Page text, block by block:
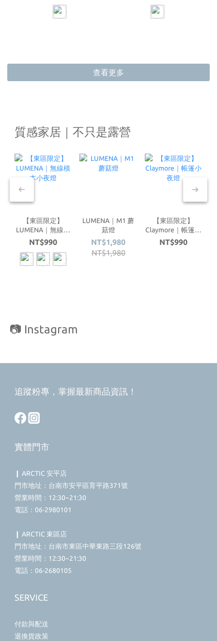
查看更多
質感家居｜不只是露營
【東區限定】
LUMENA｜無線積
木小夜燈
NT$990
LUMENA｜M1 蘑
菇燈
NT$1,980
NT$1,980
【東區限定】
Claymore｜帳篷小
夜燈
NT$990
📷 Instagram
追蹤粉專，掌握最新商品資訊！
實體門市
❙ ARCTIC 安平店
門市地址：台南市安平區育平路371號
營業時間：12:30~21:30
電話：06-2980101
❙ ARCTIC 東區店
門市地址：台南市東區中華東路三段126號
營業時間：12:30~21:30
電話：06-2680105
SERVICE
付款與配送
退換貨政策